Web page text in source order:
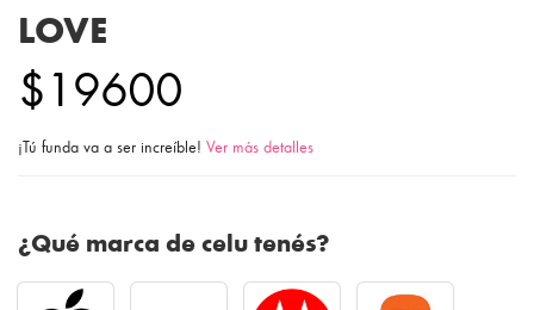
LOVE
$19600
¡Tú funda va a ser increíble! Ver más detalles
¿Qué marca de celu tenés?